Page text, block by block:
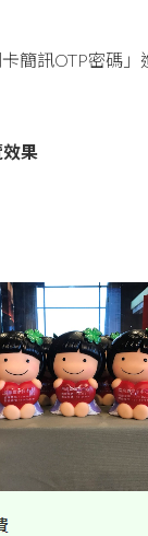
簡訊OTP密碼」
果